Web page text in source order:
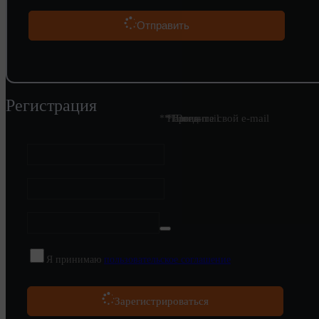
* Введите свой e-mail
Отправить
Регистрация
* Логин
* Ваш e-mail
* Пароль
Я принимаю пользовательское соглашение
Зарегистрироваться